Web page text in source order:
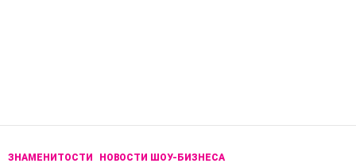
ЗНАМЕНИТОСТИ НОВОСТИ ШОУ-БИЗНЕСА